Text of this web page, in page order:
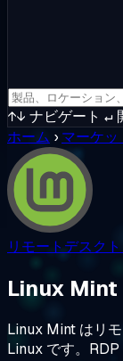
↑↓ ナビゲート ↵
ホーム › マーケッ
リモートデスク
Linux Mint
Linux Mint はリ
Linux です。